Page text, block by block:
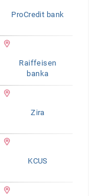
ProCredit bank
Raiffeisen
banka
Zira
KCUS